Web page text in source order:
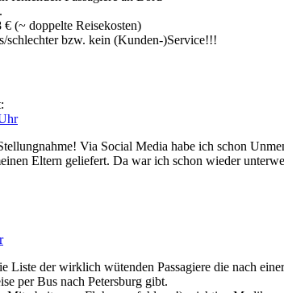
(~ doppelte Reisekosten)
schlechter bzw. kein (Kunden-)Service!!!
Via Social Media habe ich schon
Eltern geliefert. Da war ich schon wieder
Liste der wirklich wütenden Passagiere die nach
per Bus nach Petersburg gibt.